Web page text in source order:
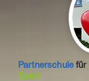
Partnerschulefür
Sport